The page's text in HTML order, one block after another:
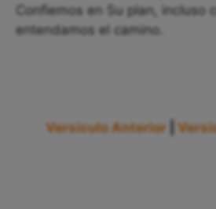
Confiemos en Su plan, incluso
entendamos el camino.
Versículo Anterior